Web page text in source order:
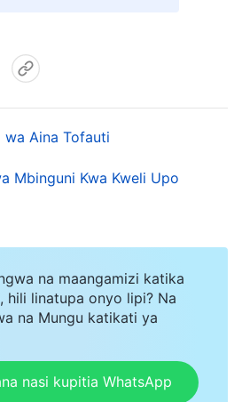
ombi langu mara moja. Siku
kwenye mtandao wa
Alizungumza nami kuhusu
katika imani yake, nami
alikuwa rafiki ya Dada
huu tuliongezana kama
matangazo yao ya
nilikuja kuhisi kuwa
wa Aina Tofauti
Mbinguni Kwa Kweli Upo
na maangamizi katika
hili linatupa onyo lipi? Na
na Mungu katikati ya
nasi kupitia WhatsApp